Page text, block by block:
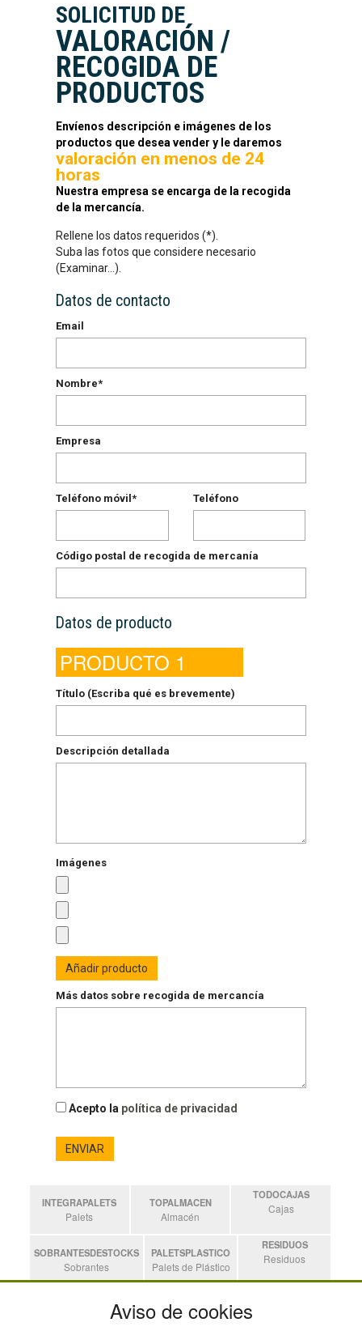
SOLICITUD DE
VALORACIÓN /
RECOGIDA DE
PRODUCTOS
Envíenos descripción e imágenes de los
productos que desea vender y le daremos
valoración en menos de 24
horas
Nuestra empresa se encarga de la recogida
de la mercancía.
Rellene los datos requeridos (*).
Suba las fotos que considere necesario
(Examinar...).
Datos de contacto
Email
Nombre*
Empresa
Teléfono móvil* Teléfono
Código postal de recogida de mercanía
Datos de producto
PRODUCTO 1
Título (Escriba qué es brevemente)
Descripción detallada
Imágenes
Añadir producto
Más datos sobre recogida de mercancía
Acepto la política de privacidad
ENVIAR
INTEGRAPALETS
Palets
TOPALMACEN
Almacén
TODOCAJAS
Cajas
SOBRANTESDESTOCKS
Sobrantes
PALETSPLASTICO
Palets de Plástico
RESIDUOS
Residuos
ESTANTERIASKIT
EstanteriasAviso de cookies